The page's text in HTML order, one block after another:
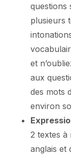
questions
plusieurs
et
aux
des mots
environ
2 textes à
anglais et